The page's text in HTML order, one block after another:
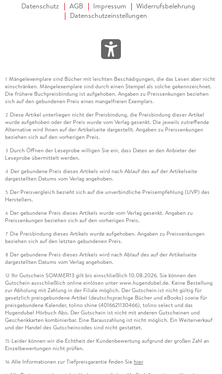
Datenschutz AGB Impressum
Widerrufsbelehrung
Datenschutzeinstellungen
1 Mängelexemplare sind Bücher mit leichten Beschädigungen, die das Lesen aber nicht
einschränken. Mängelexemplare sind durch einen Stempel als solche gekennzeichnet.
Die frühere Buchpreisbindung ist aufgehoben. Angaben zu Preissenkungen beziehen
sich auf den gebundenen Preis eines mangelfreien Exemplars.
2 Diese Artikel unterliegen nicht der Preisbindung, die Preisbindung dieser Artikel
wurde aufgehoben oder der Preis wurde vom Verlag gesenkt. Die jeweils zutreffende
Alternative wird Ihnen auf der Artikelseite dargestellt. Angaben zu Preissenkungen
beziehen sich auf den vorherigen Preis.
3 Durch Öffnen der Leseprobe willigen Sie ein, dass Daten an den Anbieter der
Leseprobe übermittelt werden.
4 Der gebundene Preis dieses Artikels wird nach Ablauf des auf der Artikelseite
dargestellten Datums vom Verlag angehoben.
5 Der Preisvergleich bezieht sich auf die unverbindliche Preisempfehlung (UVP) des
Herstellers.
6 Der gebundene Preis dieses Artikels wurde vom Verlag gesenkt. Angaben zu
Preissenkungen beziehen sich auf den vorherigen Preis.
7 Die Preisbindung dieses Artikels wurde aufgehoben. Angaben zu Preissenkungen
beziehen sich auf den letzten gebundenen Preis.
8 Der gebundene Preis dieses Artikels wird nach Ablauf des auf der Artikelseite
dargestellten Datums vom Verlag angehoben.
12 Ihr Gutschein SOMMER13 gilt bis einschließlich 10.08.2026. Sie können den
Gutschein ausschließlich online einlösen unter www.hugendubel.de. Keine Bestellung
zur Abholung mit Zahlung in der Filiale möglich. Der Gutschein ist nicht gültig für
gesetzlich preisgebundene Artikel (deutschsprachige Bücher und eBooks) sowie für
preisgebundene Kalender, tolino shine (4016621130466), tolino select und das
Hugendubel Hörbuch Abo. Der Gutschein ist nicht mit anderen Gutscheinen und
Geschenkkarten kombinierbar. Eine Barauszahlung ist nicht möglich. Ein Weiterverkauf
und der Handel des Gutscheincodes sind nicht gestattet.
15 Leider können wir die Echtheit der Kundenbewertung aufgrund der großen Zahl an
Einzelbewertungen nicht prüfen.
16 Alle Informationen zur Tiefpreisgarantie finden Sie hier